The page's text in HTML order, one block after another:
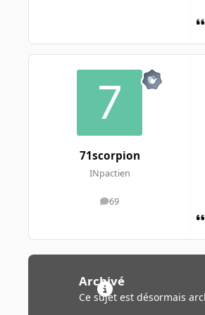
71scorpion
INpactien
69
messages
Archivé
Ce sujet est désormais